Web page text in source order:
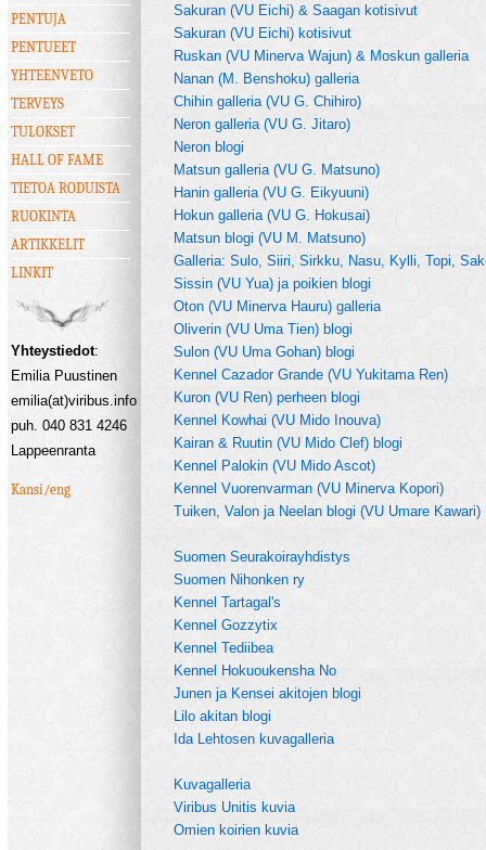
PENTUJA
PENTUEET
YHTEENVETO
TERVEYS
TULOKSET
HALL OF FAME
TIETOA RODUISTA
RUOKINTA
ARTIKKELIT
LINKIT
Yhteystiedot:
Emilia Puustinen
emilia(at)viribus.info
puh. 040 831 4246
Lappeenranta
Kansi/eng
Sakuran (VU Eichi) & Saagan kotisivut
Sakuran (VU Eichi) kotisivut
Ruskan (VU Minerva Wajun) & Moskun galleria
Nanan (M. Benshoku) galleria
Chihin galleria (VU G. Chihiro)
Neron galleria (VU G. Jitaro)
Neron blogi
Matsun galleria (VU G. Matsuno)
Hanin galleria (VU G. Eikyuuni)
Hokun galleria (VU G. Hokusai)
Matsun blogi (VU M. Matsuno)
Galleria: Sulo, Siiri, Sirkku, Nasu, Kylli, Topi,
Sissin (VU Yua) ja poikien blogi
Oton (VU Minerva Hauru) galleria
Oliverin (VU Uma Tien) blogi
Sulon (VU Uma Gohan) blogi
Kennel Cazador Grande (VU Yukitama Ren)
Kuron (VU Ren) perheen blogi
Kennel Kowhai (VU Mido Inouva)
Kairan & Ruutin (VU Mido Clef) blogi
Kennel Palokin (VU Mido Ascot)
Kennel Vuorenvarman (VU Minerva Kopori)
Tuiken, Valon ja Neelan blogi (VU Umare Kawari)
Suomen Seurakoirayhdistys
Suomen Nihonken ry
Kennel Tartagal's
Kennel Gozzytix
Kennel Tediibea
Kennel Hokuoukensha No
Junen ja Kensei akitojen blogi
Lilo akitan blogi
Ida Lehtosen kuvagalleria
Kuvagalleria
Viribus Unitis kuvia
Omien koirien kuvia